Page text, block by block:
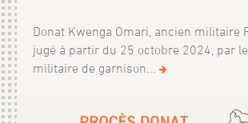
Donat Kwenga Omari, ancien militaire
jugé à partir du 25 octobre 2024, par
militaire de garnison...